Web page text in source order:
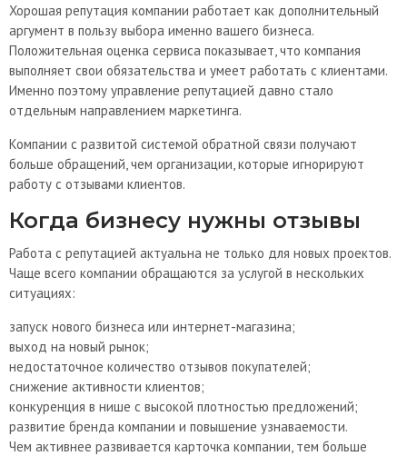
Хорошая репутация компании работает как дополнительный
аргумент в пользу выбора именно вашего бизнеса.
Положительная оценка сервиса показывает, что компания
выполняет свои обязательства и умеет работать с клиентами.
Именно поэтому управление репутацией давно стало
отдельным направлением маркетинга.
Компании с развитой системой обратной связи получают
больше обращений, чем организации, которые игнорируют
работу с отзывами клиентов.
Когда бизнесу нужны отзывы
Работа с репутацией актуальна не только для новых проектов.
Чаще всего компании обращаются за услугой в нескольких
ситуациях:
запуск нового бизнеса или интернет-магазина;
выход на новый рынок;
недостаточное количество отзывов покупателей;
снижение активности клиентов;
конкуренция в нише с высокой плотностью предложений;
развитие бренда компании и повышение узнаваемости.
Чем активнее развивается карточка компании, тем больше